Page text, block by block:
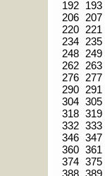
192
193
206 207
220
221
234
235
248
249
262
263
276
277
290
291
304 305
318 319
332 333
346 347
360 361
374 375
388 389